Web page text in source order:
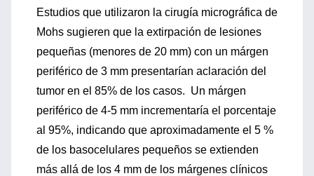
Estudios que utilizaron la cirugía micrográfica de
Mohs sugieren que la extirpación de lesiones
pequeñas (menores de 20 mm) con un márgen
periférico de 3 mm presentarían aclaración del
tumor en el 85% de los casos. Un márgen
periférico de 4-5 mm incrementaría el porcentaje
al 95%, indicando que aproximadamente el 5 %
de los basocelulares pequeños se extienden
más allá de los 4 mm de los márgenes clínicos